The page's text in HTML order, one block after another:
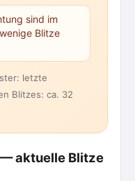
sind im
Blitze
letzte
Blitzes: ca. 32
aktuelle Blitze